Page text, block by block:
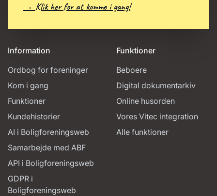
Information
Ordbog for foreninger
Kom i gang
Funktioner
Kundehistorier
AI i Boligforeningsweb
Samarbejde med ABF
API i Boligforeningsweb
GDPR i
Boligforeningsweb
Funktioner
Beboere
Digital dokumentarkiv
Online husorden
Vores Vitec integration
Alle funktioner
→ Klik her for at komme i gang!